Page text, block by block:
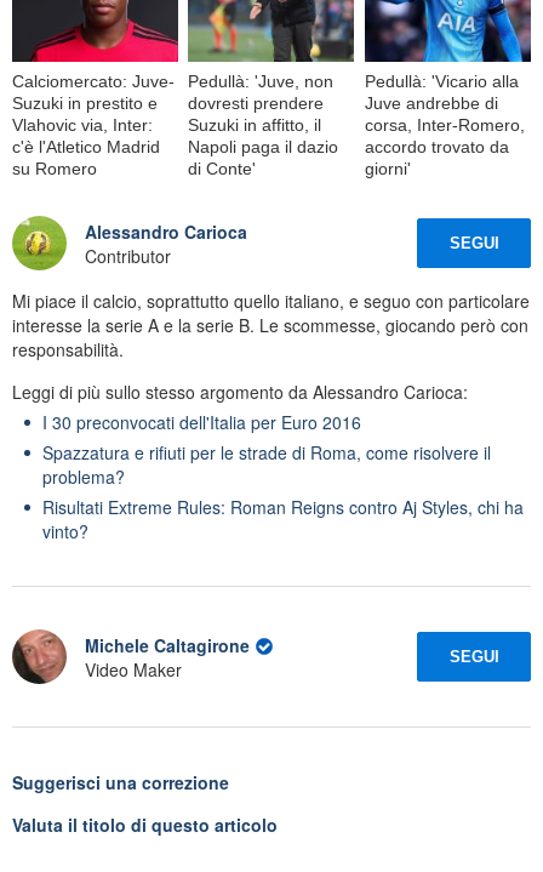
Calciomercato: Juve-
Suzuki in prestito e
Vlahovic via, Inter:
c'è l'Atletico Madrid
su Romero
Pedullà: 'Juve, non
dovresti prendere
Suzuki in affitto, il
Napoli paga il dazio
di Conte'
Pedullà: 'Vicario alla
Juve andrebbe di
corsa, Inter-Romero,
accordo trovato da
giorni'
Alessandro Carioca
Contributor
SEGUI
Mi piace il calcio, soprattutto quello italiano, e seguo con particolare
interesse la serie A e la serie B. Le scommesse, giocando però con
responsabilità.
Leggi di più sullo stesso argomento da Alessandro Carioca:
I 30 preconvocati dell'Italia per Euro 2016
Spazzatura e rifiuti per le strade di Roma, come risolvere il
problema?
Risultati Extreme Rules: Roman Reigns contro Aj Styles, chi ha
vinto?
Michele Caltagirone
Video Maker
SEGUI
Suggerisci una correzione
Valuta il titolo di questo articolo